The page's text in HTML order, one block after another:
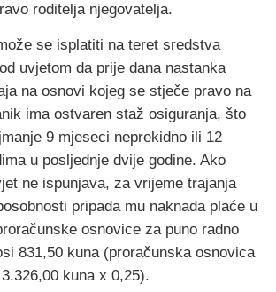
roditelja njegovatelja.
se isplatiti na teret sredstva
uvjetom da prije dana nastanka
na osnovi kojeg se stječe pravo na
ima ostvaren staž osiguranja, što
9 mjeseci neprekidno ili 12
u posljednje dvije godine. Ako
ne ispunjava, za vrijeme trajanja
pripada mu naknada plaće u
osnovice za puno radno
831,50 kuna (proračunska osnovica
kuna x 0,25).